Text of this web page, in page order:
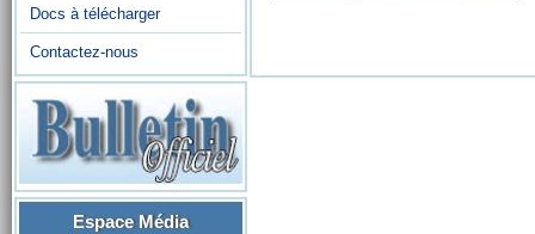
Docs à télécharger
Contactez-nous
Espace Média